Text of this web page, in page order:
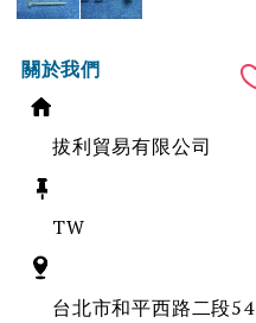
關於我們
拔利貿易有限公司
TW
台北市和平西路二段54